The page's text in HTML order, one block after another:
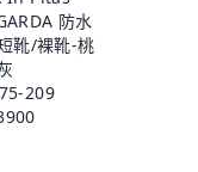
防水
靴/裸靴-桃
209